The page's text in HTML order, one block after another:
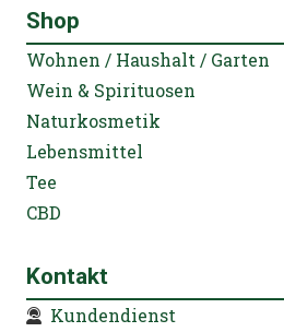
Shop
Wohnen / Haushalt / Garten
Wein & Spirituosen
Naturkosmetik
Lebensmittel
Tee
CBD
Kontakt
Kundendienst